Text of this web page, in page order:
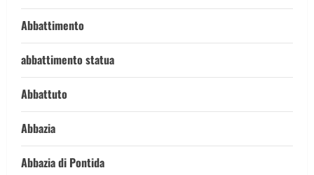
Abbattimento
abbattimento statua
Abbattuto
Abbazia
Abbazia di Pontida